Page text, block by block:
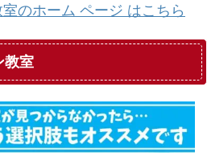
のホーム ページ はこちら
教室